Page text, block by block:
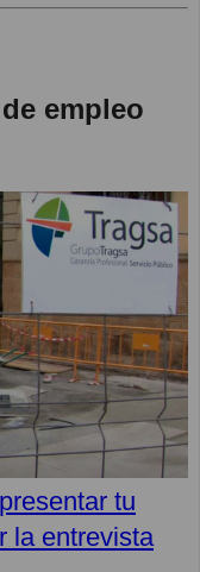
empleo
tu
la entrevista